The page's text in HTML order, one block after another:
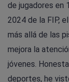
de jugadores en
2024 de la FIP,
más allá de las
mejora la
jóvenes.
deportes, he